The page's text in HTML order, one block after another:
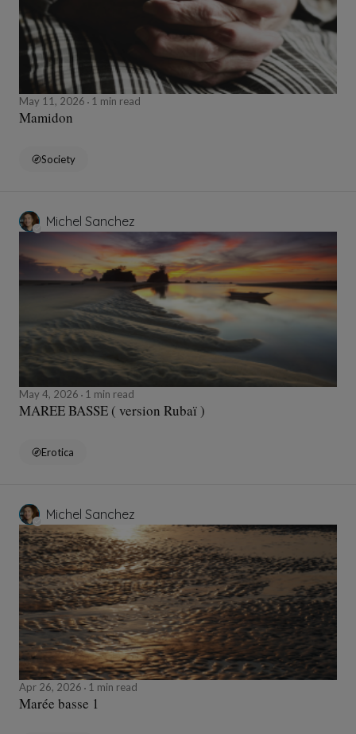
May 11, 2026 1 min read
Mamidon
Society
Michel Sanchez
May 4, 2026 1 min read
MAREE BASSE ( version Rubaï )
Erotica
Michel Sanchez
Apr 26, 2026 1 min read
Marée basse 1